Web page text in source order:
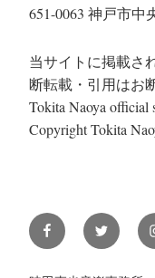
651-0063 神戸市
当サイトに掲載さ
断転載・引用はお
Tokita Naoya official
Copyright Tokita
Facebook Twitter